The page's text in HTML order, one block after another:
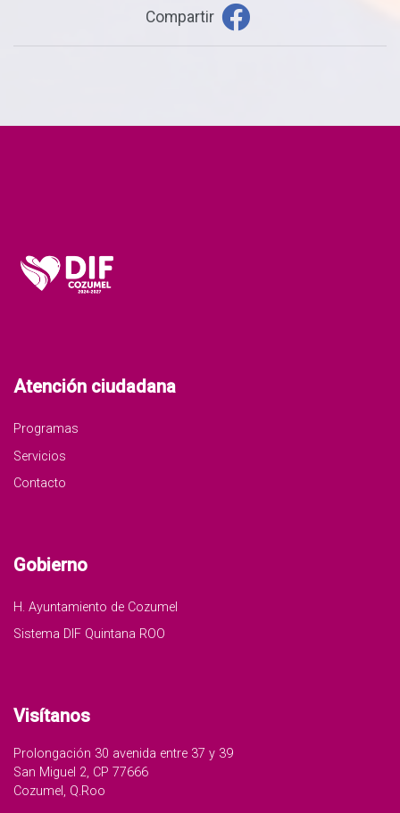
Compartir
Atención ciudadana
Programas
Servicios
Contacto
Gobierno
H. Ayuntamiento de Cozumel
Sistema DIF Quintana ROO
Visítanos
Prolongación 30 avenida entre 37 y 39
San Miguel 2, CP 77666
Cozumel, Q.Roo